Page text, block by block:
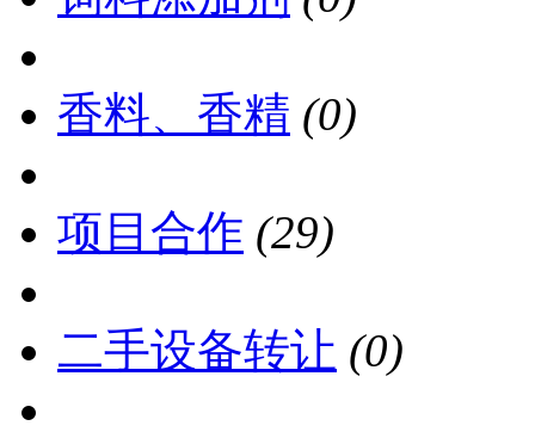
香料、香精 (0)
项目合作 (29)
二手设备转让 (0)